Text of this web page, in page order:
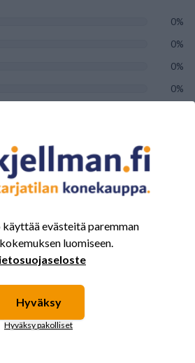
0%
0%
0%
0%
arvioita.
Kirjaudu sisään ja
käyttää evästeitä paremman
luomiseen.
Hyväksy
Hyväksy pakolliset